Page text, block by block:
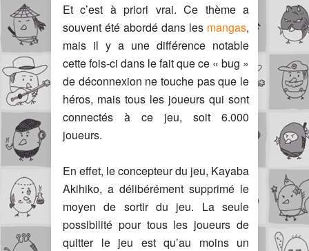
Et c’est à priori vrai. Ce thème a
souvent été abordé dans les mangas,
mais il y a une différence notable
cette fois-ci dans le fait que ce « bug »
de déconnexion ne touche pas que le
héros, mais tous les joueurs qui sont
connectés à ce jeu, soit 6.000
joueurs.
En effet, le concepteur du jeu, Kayaba
Akihiko, a délibérément supprimé le
moyen de sortir du jeu. La seule
possibilité pour tous les joueurs de
quitter le jeu est qu’au moins un